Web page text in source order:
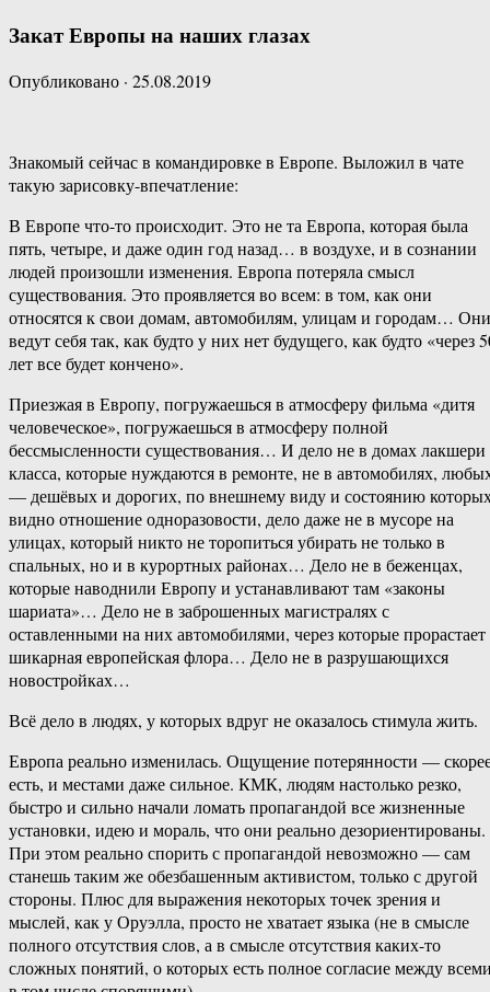
Закат Европы на наших глазах
Опубликовано · 25.08.2019
Знакомый сейчас в командировке в Европе. Выложил в чате
такую зарисовку-впечатление:
В Европе что-то происходит. Это не та Европа, которая была
пять, четыре, и даже один год назад… в воздухе, и в сознании
людей произошли изменения. Европа потеряла смысл
существования. Это проявляется во всем: в том, как они
относятся к свои домам, автомобилям, улицам и городам… Они
ведут себя так, как будто у них нет будущего, как будто «через
лет все будет кончено».
Приезжая в Европу, погружаешься в атмосферу фильма «дитя
человеческое», погружаешься в атмосферу полной
бессмысленности существования… И дело не в домах лакшери
класса, которые нуждаются в ремонте, не в автомобилях,
— дешёвых и дорогих, по внешнему виду и состоянию
видно отношение одноразовости, дело даже не в мусоре на
улицах, который никто не торопиться убирать не только в
спальных, но и в курортных районах… Дело не в беженцах,
которые наводнили Европу и устанавливают там «законы
шариата»… Дело не в заброшенных магистралях с
оставленными на них автомобилями, через которые прорастает
шикарная европейская флора… Дело не в разрушающихся
новостройках…
Всё дело в людях, у которых вдруг не оказалось стимула жить.
Европа реально изменилась. Ощущение потерянности —
есть, и местами даже сильное. КМК, людям настолько резко,
быстро и сильно начали ломать пропагандой все жизненные
установки, идею и мораль, что они реально дезориентированы.
При этом реально спорить с пропагандой невозможно — сам
станешь таким же обезбашенным активистом, только с другой
стороны. Плюс для выражения некоторых точек зрения и
мыслей, как у Оруэлла, просто не хватает языка (не в смысле
полного отсутствия слов, а в смысле отсутствия каких-то
сложных понятий, о которых есть полное согласие между